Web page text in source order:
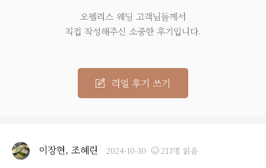
오펠리스 웨딩 고객님들께서
직접 작성해주신 소중한 후기입니다.
리얼 후기 쓰기
이장현, 조혜린 2024-10-30 213명 읽음